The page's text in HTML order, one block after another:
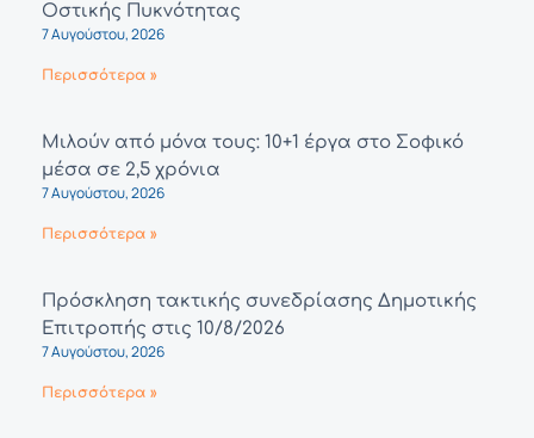
Οστικής Πυκνότητας
7 Αυγούστου, 2026
Περισσότερα »
Μιλούν από μόνα τους: 10+1 έργα στο Σοφικό
μέσα σε 2,5 χρόνια
7 Αυγούστου, 2026
Περισσότερα »
Πρόσκληση τακτικής συνεδρίασης Δημοτικής
Επιτροπής στις 10/8/2026
7 Αυγούστου, 2026
Περισσότερα »